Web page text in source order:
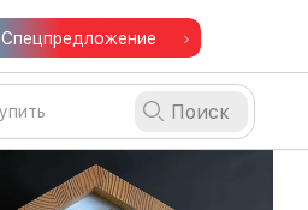
Спецпредложение
Поиск